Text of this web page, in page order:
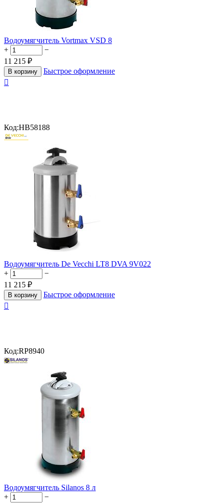
Водоумягчитель Vortmax VSD 8
+
−
11 215 ₽
В корзину
Быстрое оформление

Код:HB58188
Водоумягчитель De Vecchi LT8 DVA 9V022
+
−
11 215 ₽
В корзину
Быстрое оформление

Код:RP8940
Водоумягчитель Silanos 8 л
+
−